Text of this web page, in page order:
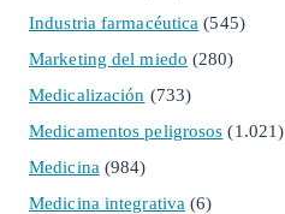
Industria farmacéutica (545)
Marketing del miedo (280)
Medicalización (733)
Medicamentos peligrosos (1.021)
Medicina (984)
Medicina integrativa (6)